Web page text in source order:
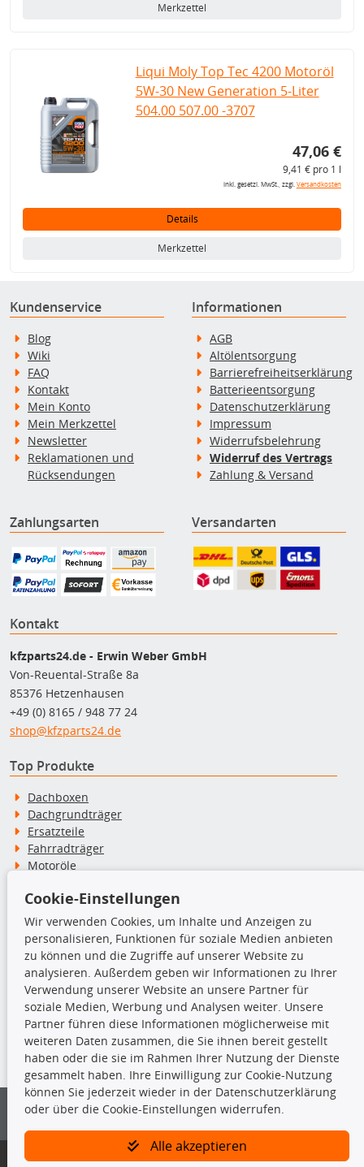
Merkzettel
Liqui Moly Top Tec 4200 Motoröl
5W-30 New Generation 5-Liter
504.00 507.00 -3707
47,06 €
9,41 € pro 1 l
inkl. gesetzl. MwSt., zzgl.Versandkosten
Details
Merkzettel
Kundenservice
Blog
Wiki
FAQ
Kontakt
Mein Konto
Mein Merkzettel
Newsletter
Reklamationen und
Rücksendungen
Informationen
AGB
Altölentsorgung
Barrierefreiheitserklärung
Batterieentsorgung
Datenschutzerklärung
Impressum
Widerrufsbelehrung
Widerruf des Vertrags
Zahlung & Versand
Zahlungsarten Versandarten
Kontakt
kfzparts24.de - Erwin Weber GmbH
Von-Reuental-Straße 8a
85376 Hetzenhausen
+49 (0) 8165 / 948 77 24
shop@kfzparts24.de
Top Produkte
Dachboxen
Dachgrundträger
Ersatzteile
Fahrradträger
Motoröle
Schneeketten
TecDoc Inside
Die hier angezeigten Daten insbesondere die gesamte Datenbank dürfen
nicht kopiert werden.
Es ist zu unterlassen, die Daten oder die gesamte Datenbank ohne
vorherige Zustimmung von TecDoc zu vervielfältigen, zu verbreiten
und/oder diese Handlungen durch Dritte ausführen zu lassen. Ein
Bitte prüfen Sie, ob das über unseren Onlineshop identifizierte Ersatzteil
Cookie-Einstellungen
Wir verwenden Cookies, um Inhalte und Anzeigen zu
personalisieren, Funktionen für soziale Medien anbieten
zu können und die Zugriffe auf unserer Website zu
analysieren. Außerdem geben wir Informationen zu Ihrer
Verwendung unserer Website an unsere Partner für
soziale Medien, Werbung und Analysen weiter. Unsere
Partner führen diese Informationen möglicherweise mit
weiteren Daten zusammen, die Sie ihnen bereit gestellt
haben oder die sie im Rahmen Ihrer Nutzung der Dienste
gesammelt haben. Ihre Einwilligung zur Cookie-Nutzung
können Sie jederzeit wieder in der Datenschutzerklärung
oder über die Cookie-Einstellungen widerrufen.
Alle akzeptieren